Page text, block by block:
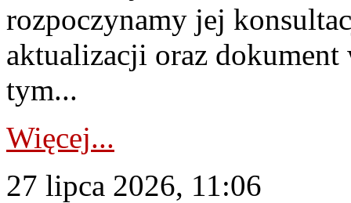
rozpoczynamy jej
aktualizacji oraz
tym...
Więcej...
27 lipca 2026, 11:06